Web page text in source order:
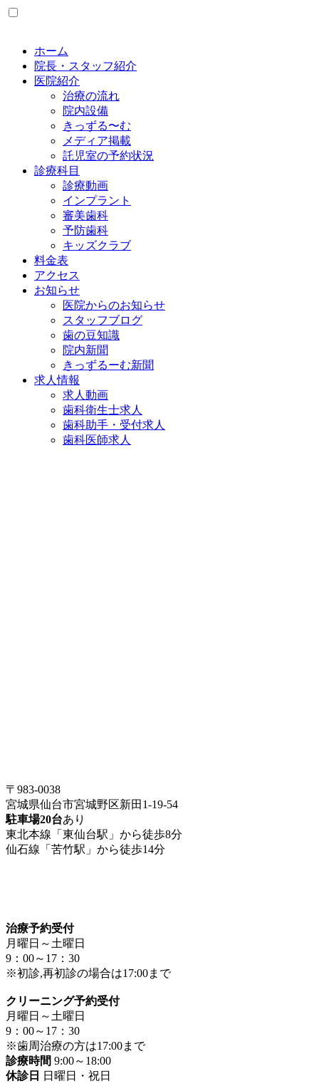
ホーム
院長・スタッフ紹介
医院紹介
治療の流れ
院内設備
きっずる〜む
メディア掲載
託児室の予約状況
診療科目
診療動画
インプラント
審美歯科
予防歯科
キッズクラブ
料金表
アクセス
お知らせ
医院からのお知らせ
スタッフブログ
歯の豆知識
院内新聞
きっずるーむ新聞
求人情報
求人動画
歯科衛生士求人
歯科助手・受付求人
歯科医師求人
〒983-0038
宮城県仙台市宮城野区新田1-19-54
駐車場20台あり
東北本線「東仙台駅」から徒歩8分
仙石線「苦竹駅」から徒歩14分
治療予約受付
月曜日～土曜日
9：00～17：30
※初診,再初診の場合は17:00まで
クリーニング予約受付
月曜日～土曜日
9：00～17：30
※歯周治療の方は17:00まで
診療時間 9:00～18:00
休診日
日曜日・祝日